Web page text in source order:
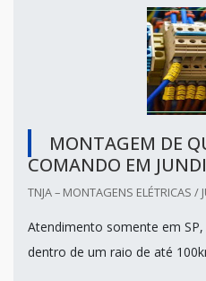
MONTAGEM DE
COMANDO EM
TNJA – MONTAGENS ELÉTRICAS /
Atendimento somente em SP,
dentro de um raio de até